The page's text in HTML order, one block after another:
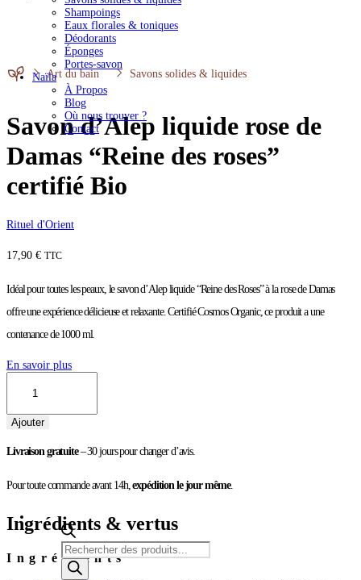
Shampoings
Eaux florales & toniques
Déodorants
Éponges
Portes-savon
Naïla
À Propos
Blog
Où nous trouver ?
Contact
Recherche
de
produits
Art du bain Savons solides & liquides
Savon d’Alep liquide rose de
Damas “Reine des roses”
certifié Bio
Rituel d'Orient
17,90 € TTC
Idéal pour toutes les peaux, le savon d’Alep liquide “Reine des Roses” à la rose de Damas
offre une expérience délicieuse et relaxante. Certifié Cosmos Organic, ce produit a une
contenance de 1000 ml.
En savoir plus
d'Alep
rose
Damas
roses"
certifié
Bio
Ajouter
Livraison gratuite– 30 jours pour changer d’avis.
Pour toute commande avant 14h,expédition le jour même.
Ingrédients & vertus
Ingrédients